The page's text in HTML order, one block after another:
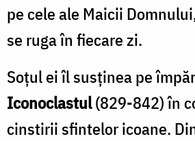
pe cele ale Maicii
se ruga în fiecare zi.
Soțul ei îl susținea pe
Iconoclastul(829-842) în
cinstirii sfintelor icoane.